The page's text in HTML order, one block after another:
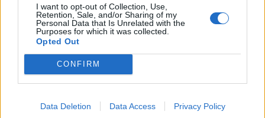
I want to opt-out of Collection, Use,
Retention, Sale, and/or Sharing of my
Personal Data that Is Unrelated with the
Purposes for which it was collected.
Opted Out
CONFIRM
Data Deletion Data Access Privacy Policy
Kevés magyar cégvezető tud erről az ingyenes